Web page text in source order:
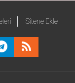
Sitene Ekle